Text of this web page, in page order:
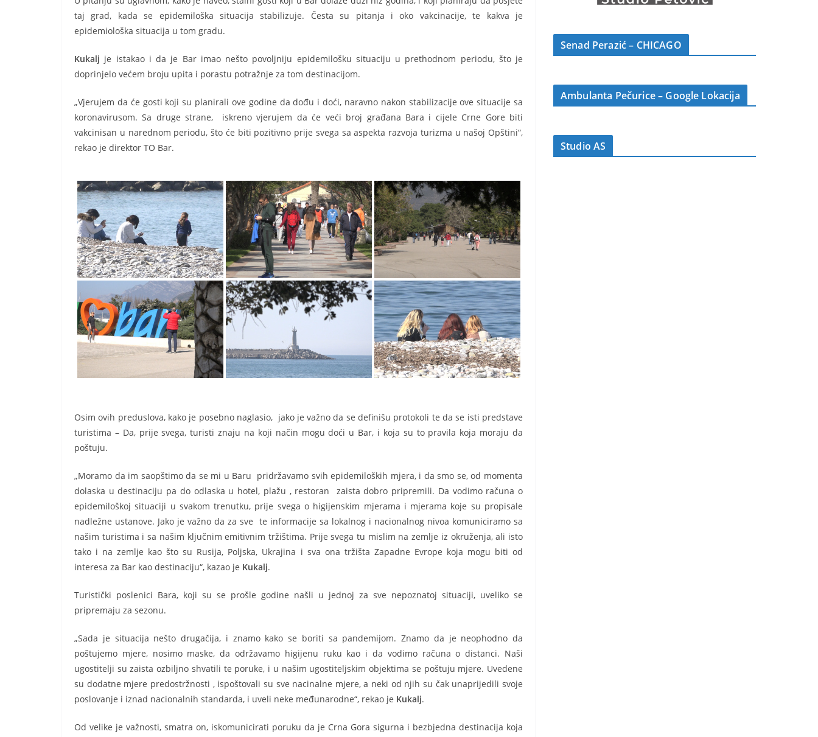
taj grad, kada se epidemiloška situacija stabilizuje. Česta su pitanja i oko vakcinacije, te kakva je
epidemiološka situacija u tom gradu.
Kukalj je istakao i da je Bar imao nešto povoljniju epidemilošku situaciju u prethodnom periodu, što je
doprinjelo većem broju upita i porastu potražnje za tom destinacijom.
„Vjerujem da će gosti koji su planirali ove godine da dođu i doći, naravno nakon stabilizacije ove situacije sa
koronavirusom. Sa druge strane, iskreno vjerujem da će veći broj građana Bara i cijele Crne Gore biti
vakcinisan u narednom periodu, što će biti pozitivno prije svega sa aspekta razvoja turizma u našoj Opštini“,
rekao je direktor TO Bar.
Osim ovih preduslova, kako je posebno naglasio, jako je važno da se definišu protokoli te da se isti predstave
turistima – Da, prije svega, turisti znaju na koji način mogu doći u Bar, i koja su to pravila koja moraju da
poštuju.
„Moramo da im saopštimo da se mi u Baru pridržavamo svih epidemiloških mjera, i da smo se, od momenta
dolaska u destinaciju pa do odlaska u hotel, plažu , restoran zaista dobro pripremili. Da vodimo računa o
epidemiloškoj situaciji u svakom trenutku, prije svega o higijenskim mjerama i mjerama koje su propisale
nadležne ustanove. Jako je važno da za sve te informacije sa lokalnog i nacionalnog nivoa komuniciramo sa
našim turistima i sa našim ključnim emitivnim tržištima. Prije svega tu mislim na zemlje iz okruženja, ali isto
tako i na zemlje kao što su Rusija, Poljska, Ukrajina i sva ona tržišta Zapadne Evrope koja mogu biti od
interesa za Bar kao destinaciju“, kazao je Kukalj.
Turistički poslenici Bara, koji su se prošle godine našli u jednoj za sve nepoznatoj situaciji, uveliko se
pripremaju za sezonu.
„Sada je situacija nešto drugačija, i znamo kako se boriti sa pandemijom. Znamo da je neophodno da
poštujemo mjere, nosimo maske, da održavamo higijenu ruku kao i da vodimo računa o distanci. Naši
ugostitelji su zaista ozbiljno shvatili te poruke, i u našim ugostiteljskim objektima se poštuju mjere. Uvedene
su dodatne mjere predostržnosti , ispoštovali su sve nacinalne mjere, a neki od njih su čak unaprijedili svoje
poslovanje i iznad nacionalnih standarda, i uveli neke međunarodne“, rekao je Kukalj.
Od velike je važnosti, smatra on, iskomunicirati poruku da je Crna Gora sigurna i bezbjedna destinacija koja
Senad Perazić – CHICAGO
Ambulanta Pečurice – Google Lokacija
Studio AS